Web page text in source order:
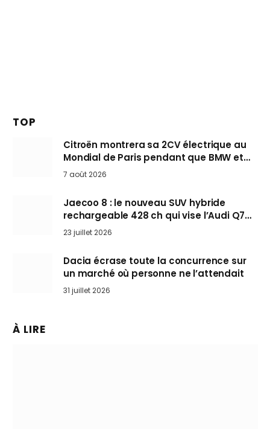
TOP
Citroën montrera sa 2CV électrique au
Mondial de Paris pendant que BMW et
Mini désertent le salon
7 août 2026
Jaecoo 8 : le nouveau SUV hybride
rechargeable 428 ch qui vise l’Audi Q7
arrive en Europe cet automne
23 juillet 2026
Dacia écrase toute la concurrence sur
un marché où personne ne l’attendait
31 juillet 2026
À LIRE